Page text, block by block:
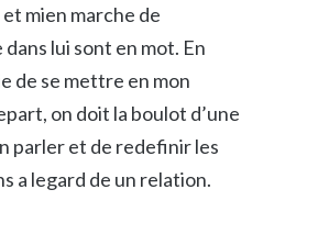
et mien marche de
lui sont en mot. En
de se mettre en mon
on doit la boulot d’une
parler et de redefinir les
a legard de un relation.